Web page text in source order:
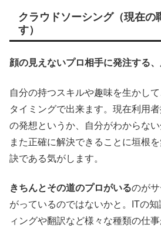
クラウドソーシング（現在の
す）
顔の見えないプロ相手に発注する、
自分の持つスキルや趣味を生かし
タイミングで出来ます。現在利用者
の発想というか、自分がわからない
また正確に解決できることに垣根
訣である気がします。
きちんとその道のプロがいるのが
がっているのではないかと。ITの
ィングや翻訳など様々な種類の仕